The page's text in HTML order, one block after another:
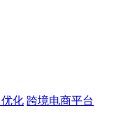
优化 跨境电商平台